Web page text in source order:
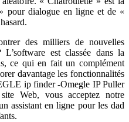
pour dialogue en ligne et de «
des milliers de nouvelles
est classée dans la
ce qui en fait un complément
davantage les fonctionnalités
ip finder -Omegle IP Puller
Web, vous acceptez notre
assistant en ligne pour les dad